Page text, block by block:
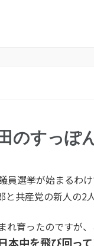
のすっぽ
員選挙が始まるわ
共産党の新人の2
れ育ったのですが
本中を飛び回っ